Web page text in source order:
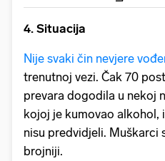
4. Situacija
Nije svaki čin nevjere
trenutnoj vezi. Čak 70
prevara dogodila u nekoj
kojoj je kumovao alkohol,
nisu predvidjeli. Muškarci
brojniji.